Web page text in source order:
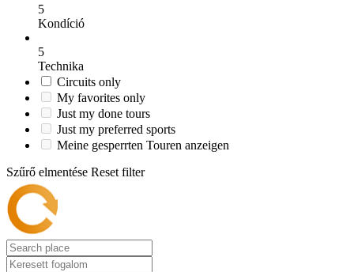
5
Kondíció
5
Technika
Circuits only
My favorites only
Just my done tours
Just my preferred sports
Meine gesperrten Touren anzeigen
Szűrő elmentése Reset filter